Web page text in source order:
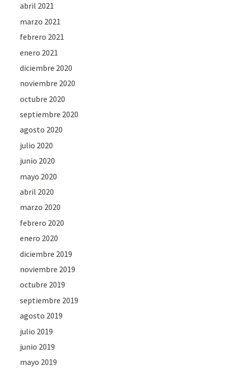
abril 2021
marzo 2021
febrero 2021
enero 2021
diciembre 2020
noviembre 2020
octubre 2020
septiembre 2020
agosto 2020
julio 2020
junio 2020
mayo 2020
abril 2020
marzo 2020
febrero 2020
enero 2020
diciembre 2019
noviembre 2019
octubre 2019
septiembre 2019
agosto 2019
julio 2019
junio 2019
mayo 2019